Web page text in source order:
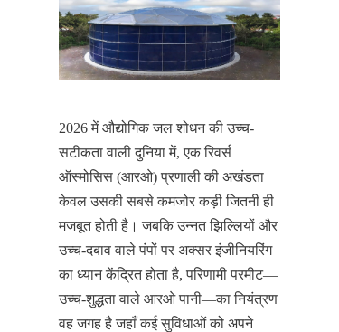
2026 में औद्योगिक जल शोधन की उच्च-
सटीकता वाली दुनिया में, एक रिवर्स
ऑस्मोसिस (आरओ) प्रणाली की अखंडता
केवल उसकी सबसे कमजोर कड़ी जितनी ही
मजबूत होती है। जबकि उन्नत झिल्लियों और
उच्च-दबाव वाले पंपों पर अक्सर इंजीनियरिंग
का ध्यान केंद्रित होता है, परिणामी परमीट—
उच्च-शुद्धता वाले आरओ पानी—का नियंत्रण
वह जगह है जहाँ कई सुविधाओं को अपने